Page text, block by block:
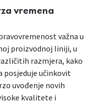
vremena
važna u
proizvodnoj liniji, u
razmjera, kako
posjeduje učinkovit
uvođenje novih
kvalitete i